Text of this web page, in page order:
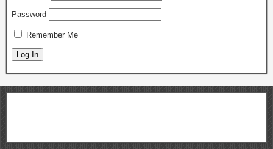
Password
Remember Me